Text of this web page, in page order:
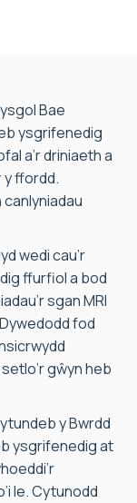
Bae
ysgrifenedig
a’r driniaeth a
y ffordd.
wedi cau’r
ffurfiol a bod
sgan MRI
fod
gŵyn heb
y Bwrdd
ysgrifenedig at
le. Cytunodd